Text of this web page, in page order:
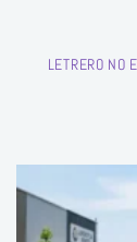
LETRERO NO